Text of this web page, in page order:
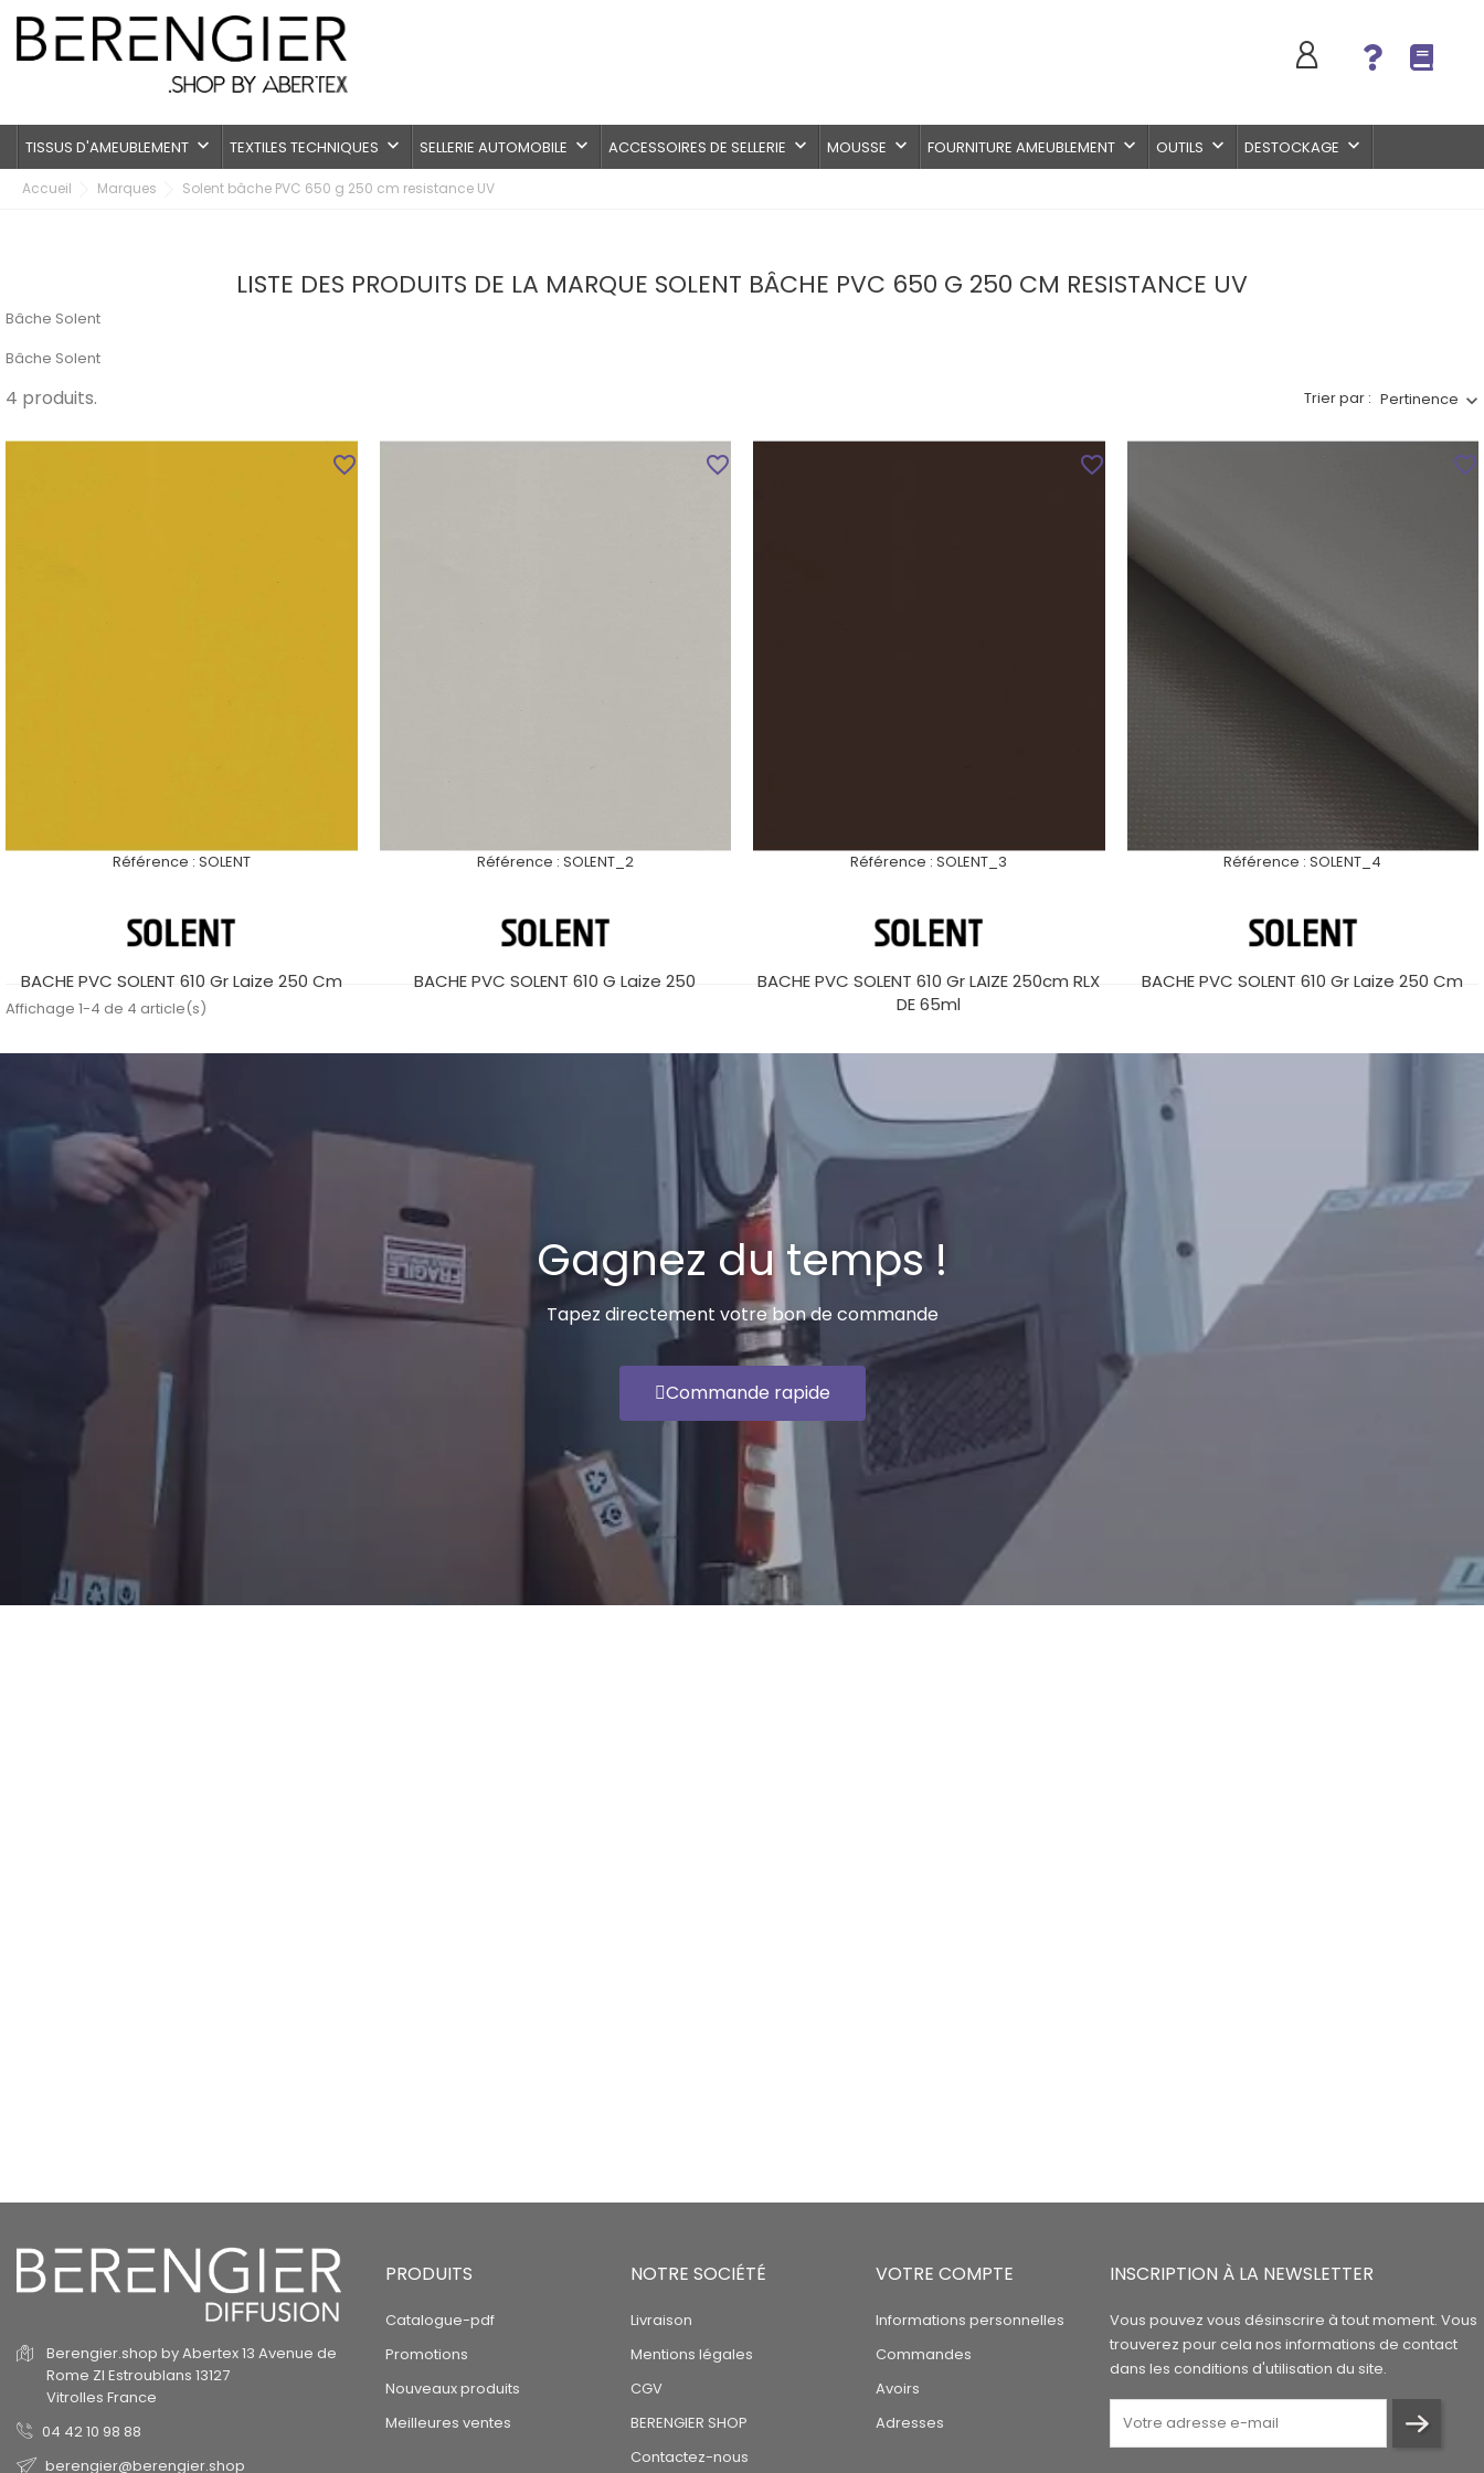
TISSUS D'AMEUBLEMENT keyboard_arrow_down TEXTILES TECHNIQUES keyboard_arrow_down SELLERIE AUTOMOBILE keyboard_arrow_down ACCESSOIRES DE SELLERIE keyboard_arrow_down MOUSSE keyboard_arrow_down FOURNITURE AMEUBLEMENT keyboard_arrow_down OUTILS keyboard_arrow_down DESTOCKAGE keyboard_arrow_down
Accueil Marques Solent bâche PVC 650 g 250 cm resistance UV
LISTE DES PRODUITS DE LA MARQUE SOLENT BÂCHE PVC 650 G 250 CM RESISTANCE UV
Bâche Solent
Bâche Solent
4 produits. Trier par : Pertinence
Référence : SOLENT
BACHE PVC SOLENT 610 Gr Laize 250 Cm
favorite_border
Référence : SOLENT_2
BACHE PVC SOLENT 610 G Laize 250
favorite_border
Référence : SOLENT_3
BACHE PVC SOLENT 610 Gr LAIZE 250cm RLX
DE 65ml
favorite_border
Référence : SOLENT_4
BACHE PVC SOLENT 610 Gr Laize 250 Cm
favorite_border
Affichage 1-4 de 4 article(s)
Gagnez du temps !
Tapez directement votre bon de commande
Commande rapide
Berengier.shop by Abertex13 Avenue de
Rome ZI Estroublans 13127
Vitrolles France
04 42 10 98 88
berengier@berengier.shop
PRODUITS
Catalogue-pdf
Promotions
Nouveaux produits
Meilleures ventes
NOTRE SOCIÉTÉ
Livraison
Mentions légales
CGV
BERENGIER SHOP
Contactez-nous
VOTRE COMPTE
Informations personnelles
Commandes
Avoirs
Adresses
INSCRIPTION À LA NEWSLETTER
Vous pouvez vous désinscrire à tout moment. Vous
trouverez pour cela nos informations de contact
dans les conditions d'utilisation du site.